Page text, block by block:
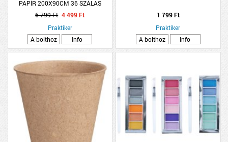
PAPÍR 200X90CM 36 SZÁLAS
6 799 Ft 4 499 Ft
Praktiker
A bolthoz
Info
1 799 Ft
Praktiker
A bolthoz
Info